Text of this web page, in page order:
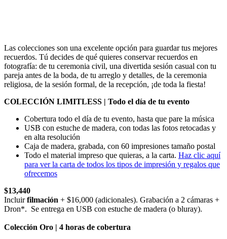
Las colecciones son una excelente opción para guardar tus mejores
recuerdos. Tú decides de qué quieres conservar recuerdos en
fotografía: de tu ceremonia civil, una divertida sesión casual con tu
pareja antes de la boda, de tu arreglo y detalles, de la ceremonia
religiosa, de la sesión formal, de la recepción, ¡de toda la fiesta!
COLECCIÓN LIMITLESS | Todo el día de tu evento
Cobertura todo el día de tu evento, hasta que pare la música
USB con estuche de madera, con todas las fotos retocadas y
en alta resolución
Caja de madera, grabada, con 60 impresiones tamaño postal
Todo el material impreso que quieras, a la carta. Haz clic aquí
para ver la carta de todos los tipos de impresión y regalos que
ofrecemos
$13,440
Incluirfilmación + $16,000 (adicionales). Grabación a 2 cámaras +
Dron*. Se entrega en USB con estuche de madera (o bluray).
Colección Oro | 4 horas de cobertura